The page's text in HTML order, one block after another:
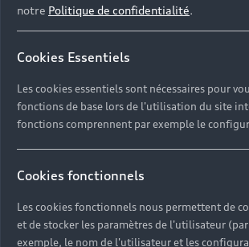
notre Politique de confidentialité.
Cookies Essentiels
Les cookies essentiels sont nécessaires pour
fonctions de base lors de l'utilisation du site
fonctions comprennent par exemple le
Cookies fonctionnels
Les cookies fonctionnels nous permettent de
et de stocker les paramètres de l'utilisateur (par
exemple, le nom de l'utilisateur et les